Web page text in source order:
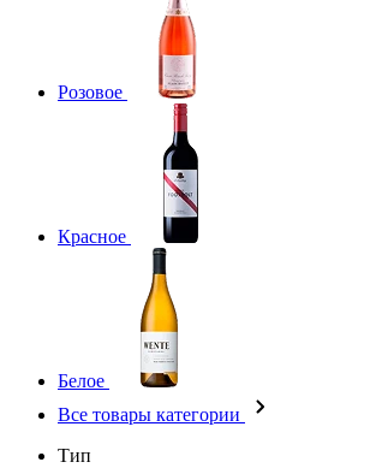
Розовое
Красное
Белое
Все товары категории
Тип